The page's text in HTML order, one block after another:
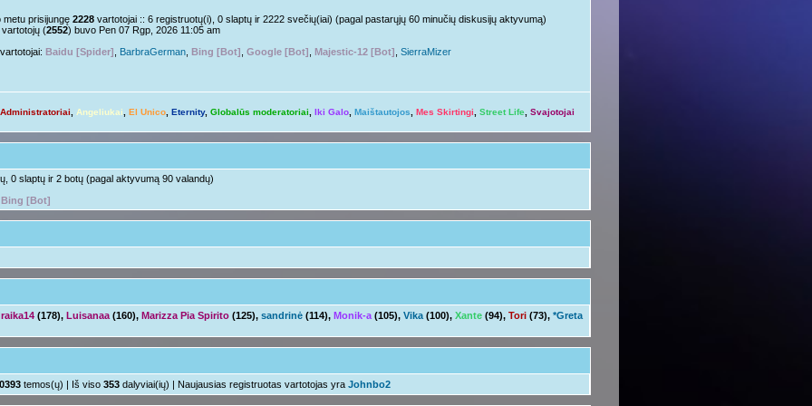
» Nelabai..
o tu? Juk irgi
»
»ačiū ačiū ir jus
»Ir tave
Su naujais mokslo metais
aha
metu prisijungę 2228 vartotojai :: 6 registruotų(i), 0 slaptų ir 2222 svečių(iai) (pagal pastarųjų 60 minučių diskusijų aktyvumą)
vartotojų (2552) buvo Pen 07 Rgp, 2026 11:05 am
Baidu [Spider] BarbraGerman Bing [Bot] Google [Bot] Majestic-12 [Bot] SierraMizer
Administratoriai Angeliukai El Unico Eternity, Globalūs moderatoriai Iki Galo Maištautojos Mes Skirtingi Street Life Svajotojai
0 slaptų ir 2 botų (pagal aktyvumą 90 valandų)
Bing [Bot]
(178), Luisanaa (160), Marizza Pia Spirito (125), sandrinė (114), Monik-a (105), Vika (100), Xante (94), Tori (73), *Greta
temos(ų) | Iš viso 353 dalyviai(ių) | Naujausias registruotas vartotojas yra Johnbo2